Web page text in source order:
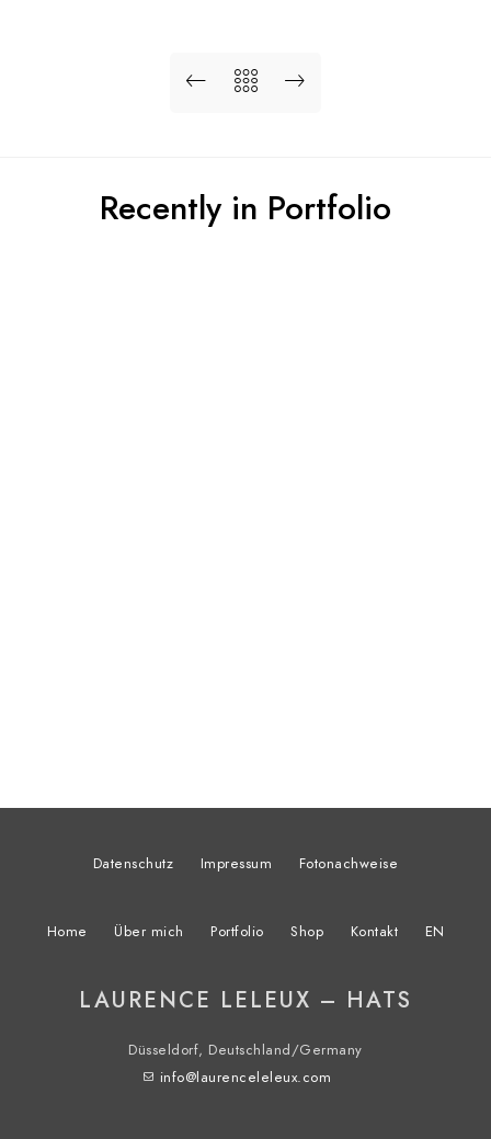
Recently in Portfolio
Datenschutz Impressum Fotonachweise
Home Über mich Portfolio Shop Kontakt EN
LAURENCE LELEUX – HATS
Düsseldorf, Deutschland/Germany
info@laurenceleleux.com